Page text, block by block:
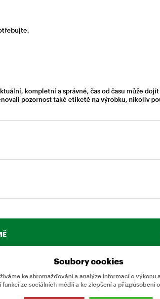
kompletní a správné, čas od času může
pozornost také etiketě na výrobku, nikoliv
Soubory cookies
ke shromažďování a analýze informací o výkonu
funkcí ze sociálních médií a ke zlepšení a přizpůsobení